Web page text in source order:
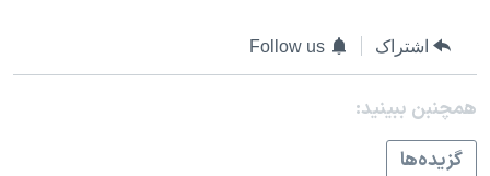
اشتراک Follow us
همچنبن ببینید:
گزيده‌ها